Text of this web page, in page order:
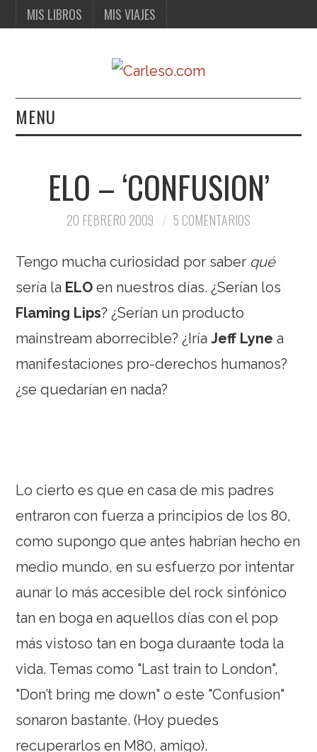
MIS LIBROS MIS VIAJES
MENU
MIS VIAJES
ELO – ‘CONFUSION’
20 FEBRERO 2009 5 COMENTARIOS
Tengo mucha curiosidad por saber qué
sería la ELO en nuestros días. ¿Serían los
Flaming Lips? ¿Serían un producto
mainstream aborrecible? ¿IríaJeff Lyne a
manifestaciones pro-derechos humanos?
¿se quedarían en nada?
Lo cierto es que en casa de mis padres
entraron con fuerza a principios de los 80,
como supongo que antes habrían hecho en
medio mundo, en su esfuerzo por intentar
aunar lo más accesible del rock sinfónico
tan en boga en aquellos días con el pop
más vistoso tan en boga duraante toda la
vida. Temas como "Last train to London",
"Don’t bring me down" o este "Confusion"
sonaron bastante. (Hoy puedes
recuperarlos en M80, amigo).